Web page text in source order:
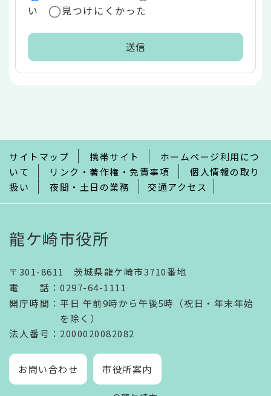
い
見つけにくかった
で
サイトマップ 携帯サイト
ホームページ利用につ
いて
リンク・著作権・免責事項
個人情報の取り
扱い
夜間・土日の業務 交通アクセス
龍ケ崎市役所
〒301-8611 茨城県龍ケ崎市3710番地
電話 ： 0297-64-1111
開庁時間 ： 平日 午前9時から午後5時（祝日・年末年始
を除く）
法人番号 ：2000020082082
お問い合わせ 市役所案内